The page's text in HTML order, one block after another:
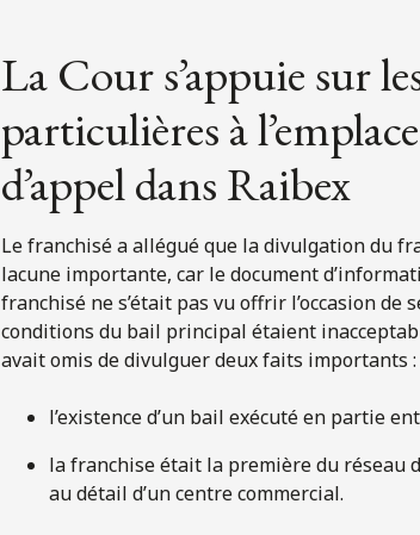
La Cour s’appuie sur
particulières à
d’appel dans Raibex
Le franchisé a allégué que la divulgation du
lacune importante, car le document
franchisé ne s’était pas vu offrir l’occasion
conditions du bail principal étaient
avait omis de divulguer deux faits importants :
l’existence d’un bail exécuté en partie
la franchise était la première du réseau
au détail d’un centre commercial.